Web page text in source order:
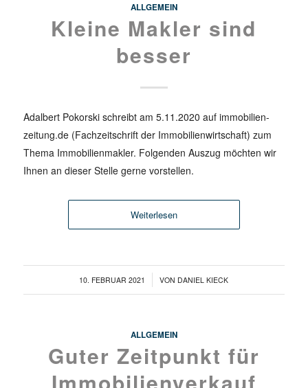
ALLGEMEIN
Kleine Makler sind
besser
Adalbert Pokorski schreibt am 5.11.2020 auf immobilien-
zeitung.de (Fachzeitschrift der Immobilienwirtschaft) zum
Thema Immobilienmakler. Folgenden Auszug möchten wir
Ihnen an dieser Stelle gerne vorstellen.
Weiterlesen
10. FEBRUAR 2021
/ VON DANIEL KIECK
ALLGEMEIN
Guter Zeitpunkt für
Immobilienverkauf